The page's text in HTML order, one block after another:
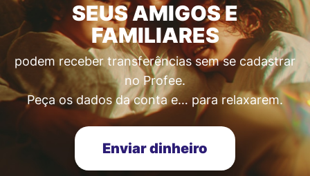
SEUS AMIGOS E
FAMILIARES
podem receber transferências sem se cadastrar
no Profee.
Peça os dados da conta e… para relaxarem.
Enviar dinheiro